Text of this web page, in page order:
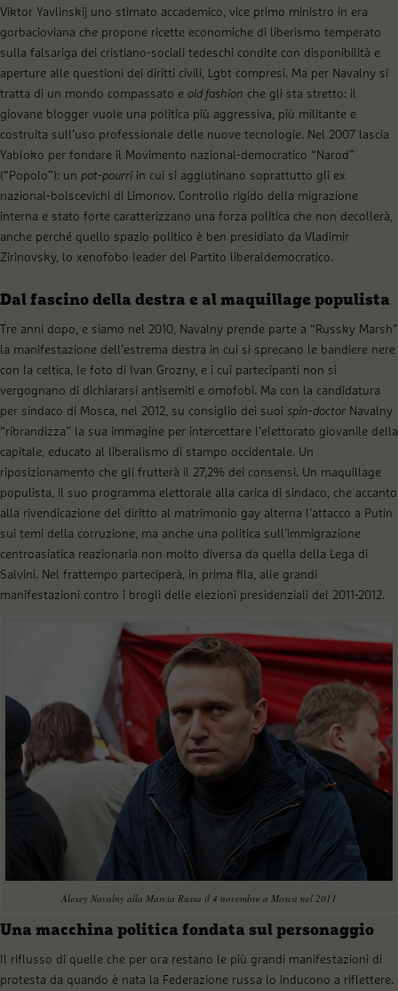
Viktor Yavlinskij uno stimato accademico, vice primo ministro in era
gorbacioviana che propone ricette economiche di liberismo temperato
sulla falsariga dei cristiano-sociali tedeschi condite con disponibilità e
aperture alle questioni dei diritti civili, Lgbt compresi. Ma per Navalny si
tratta di un mondo compassato e old fashion che gli sta stretto: il
giovane blogger vuole una politica più aggressiva, più militante e
costruita sull’uso professionale delle nuove tecnologie. Nel 2007 lascia
Yabloko per fondare il Movimento nazional-democratico “Narod”
(“Popolo”): un pot-pourri in cui si agglutinano soprattutto gli ex
nazional-bolscevichi di Limonov. Controllo rigido della migrazione
interna e stato forte caratterizzano una forza politica che non decollerà,
anche perché quello spazio politico è ben presidiato da Vladimir
Zirinovsky, lo xenofobo leader del Partito liberaldemocratico.
Dal fascino della destra e al maquillage populista
Tre anni dopo, e siamo nel 2010, Navalny prende parte a “Russky Marsh”
la manifestazione dell’estrema destra in cui si sprecano le bandiere nere
con la celtica, le foto di Ivan Grozny, e i cui partecipanti non si
vergognano di dichiararsi antisemiti e omofobi. Ma con la candidatura
per sindaco di Mosca, nel 2012, su consiglio dei suoi spin-doctor Navalny
“ribrandizza” la sua immagine per intercettare l’elettorato giovanile della
capitale, educato al liberalismo di stampo occidentale. Un
riposizionamento che gli frutterà il 27,2% dei consensi. Un maquillage
populista, il suo programma elettorale alla carica di sindaco, che accanto
alla rivendicazione del diritto al matrimonio gay alterna l’attacco a Putin
sui temi della corruzione, ma anche una politica sull’immigrazione
centroasiatica reazionaria non molto diversa da quella della Lega di
Salvini. Nel frattempo parteciperà, in prima fila, alle grandi
manifestazioni contro i brogli delle elezioni presidenziali del 2011-2012.
Alexey Navalny alla Marcia Russa il 4 novembre a Mosca nel 2011
Una macchina politica fondata sul personaggio
Il riflusso di quelle che per ora restano le più grandi manifestazioni di
protesta da quando è nata la Federazione russa lo inducono a riflettere.